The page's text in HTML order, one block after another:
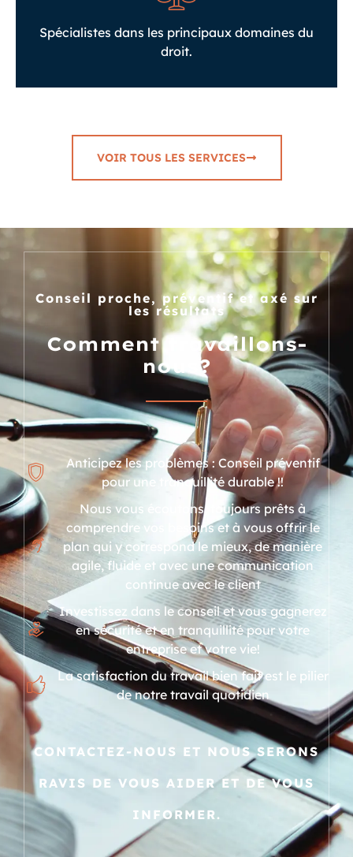
Spécialistes dans les principaux domaines du
droit.
VOIR TOUS LES SERVICES
Conseil proche, préventif et axé sur
les résultats
Comment travaillons-
nous?
Anticipez les problèmes : Conseil préventif
pour une tranquillité durable !!
Nous vous écoutons, toujours prêts à
comprendre vos besoins et à vous offrir le
plan qui y correspond le mieux, de manière
agile, fluide et avec une communication
continue avec le client
Investissez dans le conseil et vous gagnerez
en sécurité et en tranquillité pour votre
entreprise et votre vie!
La satisfaction du travail bien fait est le pilier
de notre travail quotidien
CONTACTEZ-NOUS ET NOUS SERONS
RAVIS DE VOUS AIDER ET DE VOUS
INFORMER.